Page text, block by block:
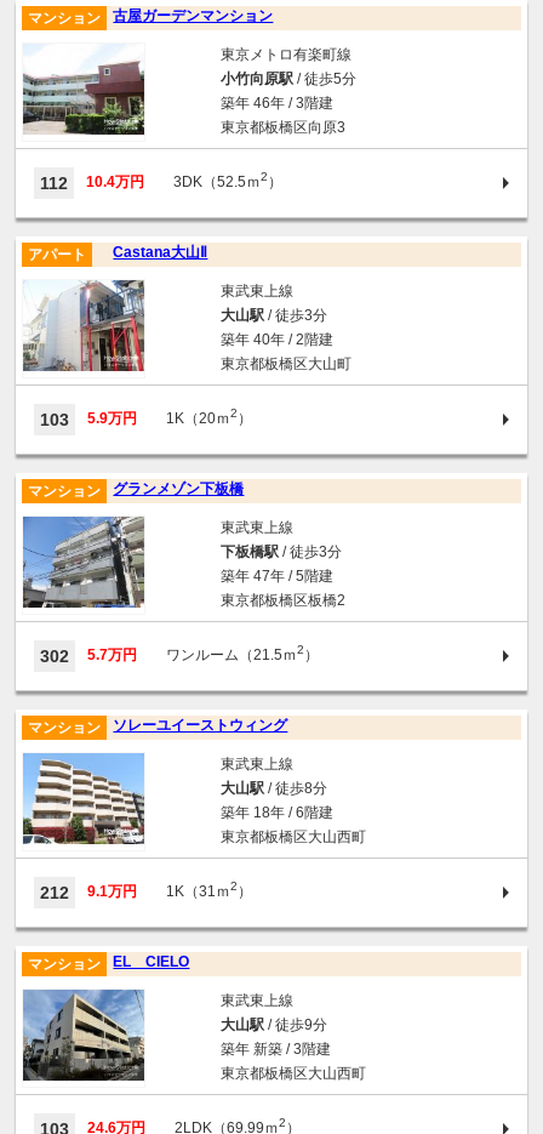
古屋ガーデンマンション
マンション
東京メトロ有楽町線
小竹向原駅/ 徒歩5分
築年 46年 / 3階建
東京都板橋区向原3
112 10.4万円 3DK（52.5ｍ2 ）
Castana大山Ⅱ
アパート
東武東上線
大山駅/ 徒歩3分
築年 40年 / 2階建
東京都板橋区大山町
103 5.9万円 1K（20ｍ2 ）
グランメゾン下板橋
マンション
東武東上線
下板橋駅/ 徒歩3分
築年 47年 / 5階建
東京都板橋区板橋2
302 5.7万円 ワンルーム（21.5ｍ2 ）
ソレーユイーストウィング
マンション
東武東上線
大山駅/ 徒歩8分
築年 18年 / 6階建
東京都板橋区大山西町
212 9.1万円 1K（31ｍ2 ）
EL CIELO
マンション
東武東上線
大山駅/ 徒歩9分
築年 新築 / 3階建
東京都板橋区大山西町
103 24.6万円 2LDK（69.99ｍ2 ）